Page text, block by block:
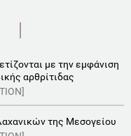
με την εμφάνιση
αρθρίτιδας
της Μεσογείου